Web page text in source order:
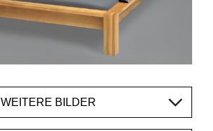
WEITERE BILDER